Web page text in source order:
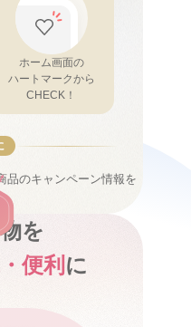
ホーム画面の
ハートマークから
CHECK！
品のキャンペーン情報を
を
便利 に